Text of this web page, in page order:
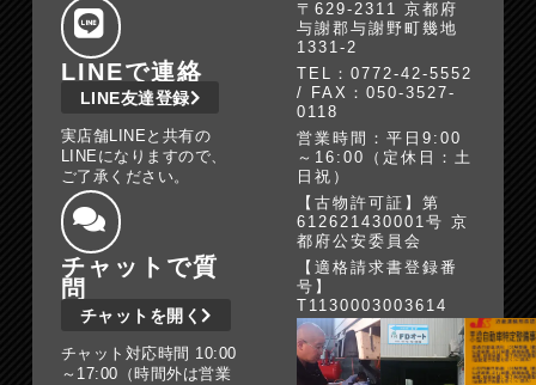
LINEで連絡
LINE友達登録
実店舗LINEと共有の
LINEになりますので、
ご了承ください。
チャットで質
問
チャットを開く
チャット対応時間 10:00
～17:00（時間外は営業
〒629-2311 京都府
与謝郡与謝野町幾地
1331-2
TEL：0772-42-5552
/ FAX：050-3527-
0118
営業時間：平日9:00
～16:00（定休日：土
日祝）
【古物許可証】第
612621430001号 京
都府公安委員会
【適格請求書登録番
号】
T1130003003614